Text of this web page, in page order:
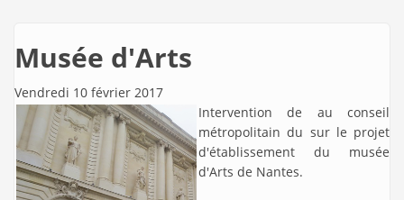
Musée d'Arts
Vendredi 10 février 2017
Intervention de au conseil
métropolitain du sur le projet
d'établissement du musée
d'Arts de Nantes.